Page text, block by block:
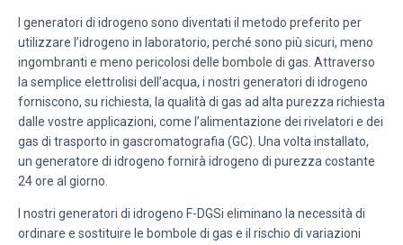
I generatori di idrogeno sono diventati il metodo preferito per
utilizzare l’idrogeno in laboratorio, perché sono più sicuri, meno
ingombranti e meno pericolosi delle bombole di gas. Attraverso
la semplice elettrolisi dell’acqua, i nostri generatori di idrogeno
forniscono, su richiesta, la qualità di gas ad alta purezza richiesta
dalle vostre applicazioni, come l’alimentazione dei rivelatori e dei
gas di trasporto in gascromatografia (GC). Una volta installato,
un generatore di idrogeno fornirà idrogeno di purezza costante
24 ore al giorno.
I nostri generatori di idrogeno F-DGSi eliminano la necessità di
ordinare e sostituire le bombole di gas e il rischio di variazioni